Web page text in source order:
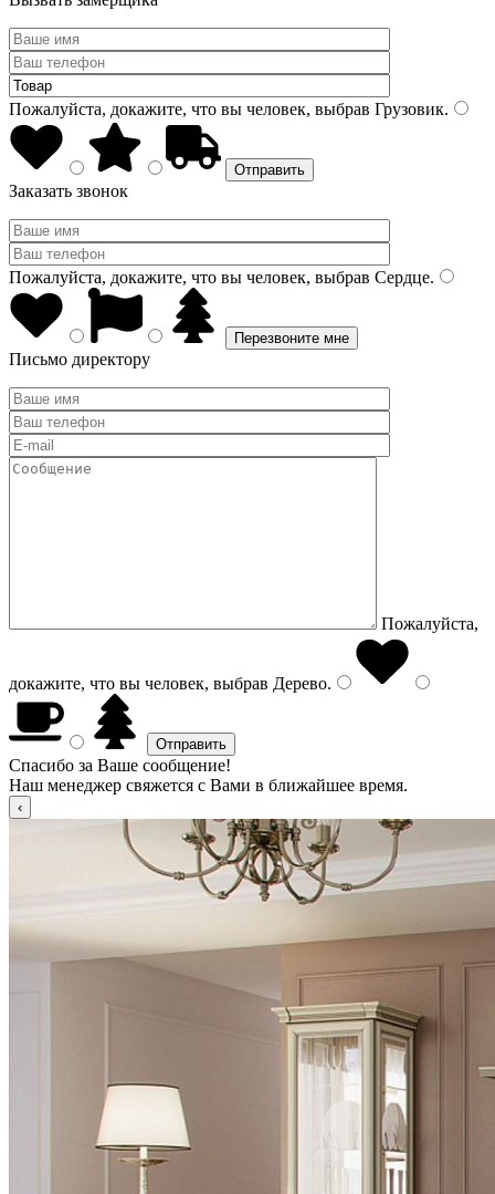
Пожалуйста, докажите, что вы человек, выбрав Грузовик.
Заказать звонок
Пожалуйста, докажите, что вы человек, выбрав Сердце.
Письмо директору
Пожалуйста,
докажите, что вы человек, выбрав Дерево.
Спасибо за Ваше сообщение!
Наш менеджер свяжется с Вами в ближайшее время.